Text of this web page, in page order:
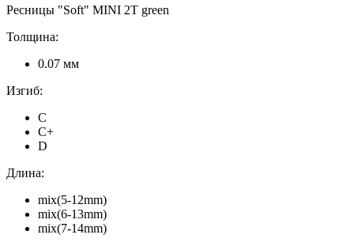
Ресницы "Soft" MINI 2T green
Толщина:
0.07 мм
Изгиб:
C
C+
D
Длина:
mix(5-12mm)
mix(6-13mm)
mix(7-14mm)